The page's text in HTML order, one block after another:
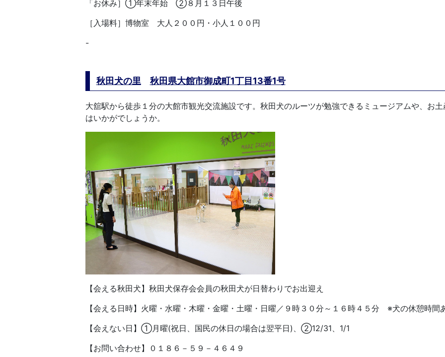
「お休み］①年末年始 ②８月１３日午後
［入場料］博物室 大人２００円・小人１００円
-
秋田犬の里 秋田県大館市御成町1丁目13番1号
大舘駅から徒歩１分の大館市観光交流施設です。秋田犬のルーツが勉強できるミュージアムや、お
はいかがでしょうか。
【会える秋田犬】秋田犬保存会会員の秋田犬が日替わりでお出迎え
【会える日時】火曜・水曜・木曜・金曜・土曜・日曜／９時３０分～１６時４５分 ※犬の休憩時間
【会えない日】①月曜(祝日、国民の休日の場合は翌平日)、②12/31、1/1
【お問い合わせ】０１８６－５９－４６４９